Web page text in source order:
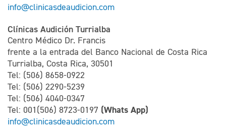
info@clinicasdeaudicion.com
Clínicas Audición Turrialba
Centro Médico Dr. Francis
frente a la entrada del Banco Nacional de Costa Rica
Turrialba, Costa Rica, 30501
Tel: (506) 8658-0922
Tel: (506) 2290-5239
Tel: (506) 4040-0347
Tel: 001(506) 8723-0197 (Whats App)
info@clinicasdeaudicion.com